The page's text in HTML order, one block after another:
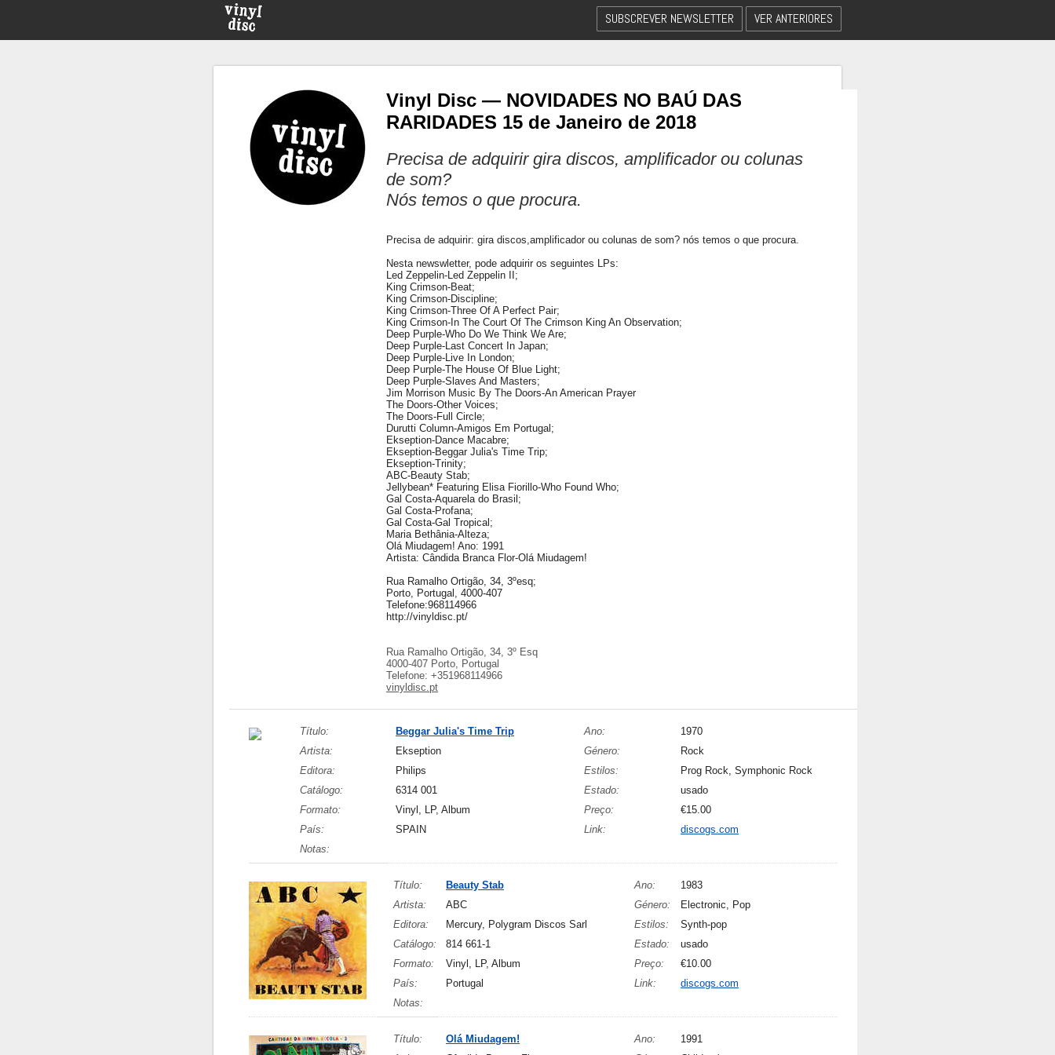
SUBSCREVER NEWSLETTER VER ANTERIORES
Vinyl Disc — NOVIDADES NO BAÚ DAS
RARIDADES 15 de Janeiro de 2018
Precisa de adquirir gira discos, amplificador ou colunas
de som?
Nós temos o que procura.
Precisa de adquirir: gira discos,amplificador ou colunas de som? nós temos o que procura.
Nesta newswletter, pode adquirir os seguintes LPs:
Led Zeppelin-Led Zeppelin II;
King Crimson-Beat;
King Crimson-Discipline;
King Crimson-Three Of A Perfect Pair;
King Crimson-In The Court Of The Crimson King An Observation;
Deep Purple-Who Do We Think We Are;
Deep Purple-Last Concert In Japan;
Deep Purple-Live In London;
Deep Purple-The House Of Blue Light;
Deep Purple-Slaves And Masters;
Jim Morrison Music By The Doors-An American Prayer
The Doors-Other Voices;
The Doors-Full Circle;
Durutti Column-Amigos Em Portugal;
Ekseption-Dance Macabre;
Ekseption-Beggar Julia's Time Trip;
Ekseption-Trinity;
ABC-Beauty Stab;
Jellybean* Featuring Elisa Fiorillo-Who Found Who;
Gal Costa-Aquarela do Brasil;
Gal Costa-Profana;
Gal Costa-Gal Tropical;
Maria Bethânia-Alteza;
Olá Miudagem! Ano: 1991
Artista: Cândida Branca Flor-Olá Miudagem!
Rua Ramalho Ortigão, 34, 3ºesq;
Porto, Portugal, 4000-407
Telefone:968114966
http://vinyldisc.pt/
Rua Ramalho Ortigão, 34, 3º Esq
4000-407 Porto, Portugal
Telefone: +351968114966
vinyldisc.pt
Título: Beggar Julia's Time Trip Ano:
1970
Artista:
Ekseption Género:
Rock
Editora:
Philips Estilos:
Prog Rock, Symphonic Rock
Catálogo:
6314 001 Estado:
usado
Formato:
Vinyl, LP, Album Preço:
€15.00
País:
SPAIN Link:
discogs.com
Notas:
Título: Beauty Stab Ano:
1983
Artista:
ABC Género:
Electronic, Pop
Editora:
Mercury, Polygram Discos Sarl Estilos:
Synth-pop
Catálogo:
814 661-1 Estado:
usado
Formato:
Vinyl, LP, Album Preço:
€10.00
País:
Portugal Link:
discogs.com
Notas:
Título: Olá Miudagem! Ano:
1991